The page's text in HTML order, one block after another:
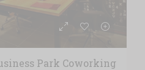
Park Coworking